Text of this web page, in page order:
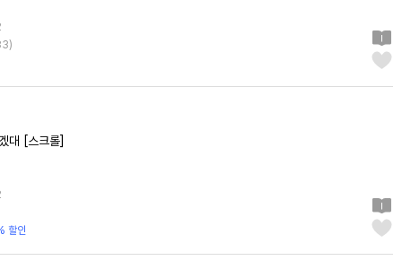
)
대 [스크롤]
할인